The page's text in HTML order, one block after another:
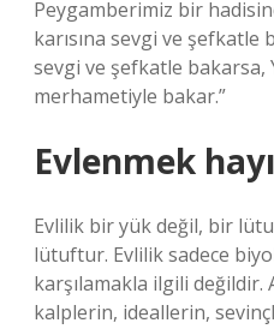
Peygamberimiz bir
karısına sevgi ve şefkatle
sevgi ve şefkatle bakarsa,
merhametiyle bakar.”
Evlenmek
Evlilik bir yük değil, bir
lütuftur. Evlilik sadece
karşılamakla ilgili değildir.
kalplerin, ideallerin,